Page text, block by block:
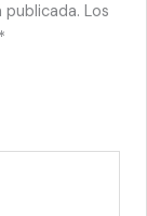
Los
*